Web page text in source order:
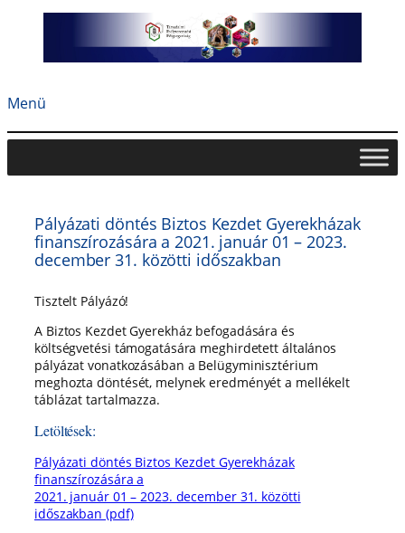
Menü
Pályázati döntés Biztos Kezdet Gyerekházak
finanszírozására a 2021. január 01 – 2023.
december 31. közötti időszakban
Tisztelt Pályázó!
A Biztos Kezdet Gyerekház befogadására és
költségvetési támogatására meghirdetett általános
pályázat vonatkozásában a Belügyminisztérium
meghozta döntését, melynek eredményét a mellékelt
táblázat tartalmazza.
Letöltések:
Pályázati döntés Biztos Kezdet Gyerekházak
finanszírozására a
2021. január 01 – 2023. december 31. közötti
időszakban (pdf)